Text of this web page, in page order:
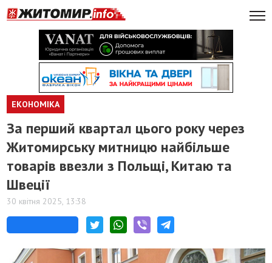
ЕКОНОМІКА
За перший квартал цього року через
Житомирську митницю найбільше
товарів ввезли з Польщі, Китаю та
Швеції
30 квітня 2025, 13:38